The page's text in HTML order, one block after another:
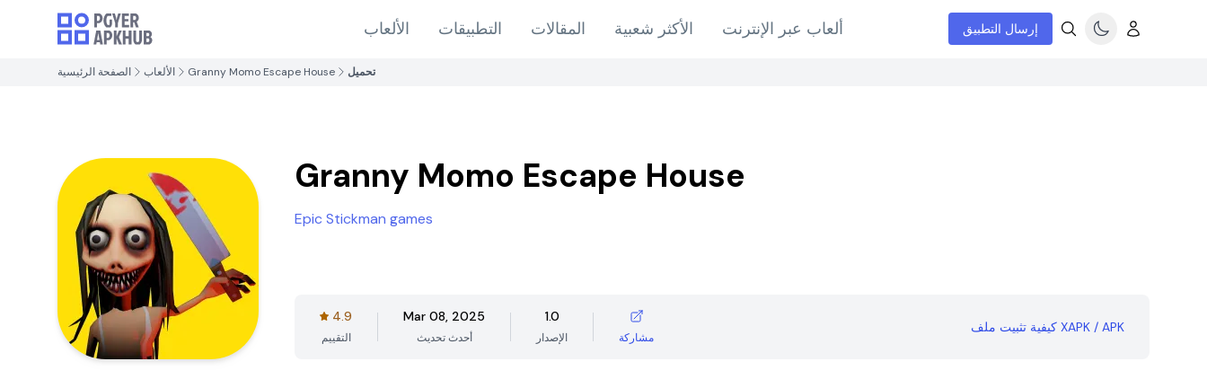
الألعاب التطبيقات المقالات الأكثر شعبية ألعاب عبر الإنترنت إرسال التطبيق
الصفحة الرئيسية الألعاب Granny Momo Escape House تحميل
Granny Momo Escape House
Epic Stickman games
4.9
التقييم
Mar 08, 2025
أحدث تحديث
1.0
الإصدار مشاركة
كيفية تثبيت ملف XAPK / APK